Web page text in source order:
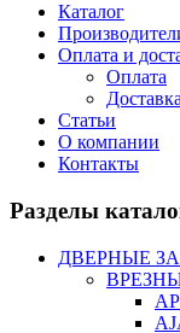
Каталог
Оплата и
Оплата
Статьи
О компании
Контакты
Разделы
ДВЕРНЫЕ